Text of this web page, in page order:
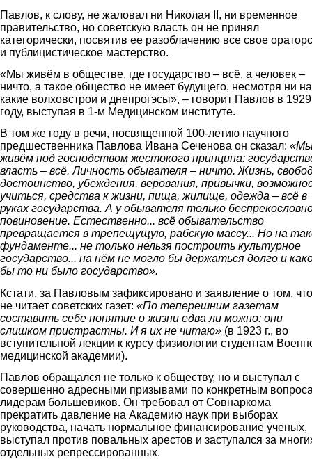
Павлов, к слову, не жаловал ни Николая II, ни временное
правительство, но советскую власть он не принял
категорически, посвятив ее разоблачению все свое
и публицистическое мастерство.
«Мы живём в обществе, где государство – всё, а человек –
ничто, а такое общество не имеет будущего, несмотря ни на
какие волховстрои и днепрогэсы», – говорит Павлов в 1929
году, выступая в 1-м Медицинском институте.
В том же году в речи, посвященной 100-летию научного
предшественника Павлова Ивана Сеченова он сказал:
живём под господством жестокого принципа:
власть – всё. Личность обывателя – ничто. Жизнь,
достоинство, убеждения, верования, привычки,
учиться, средства к жизни, пища, жилище, одежда – всё в
руках государства. А у обывателя только
повиновение. Естественно... всё обывательство
превращается в трепещущую, рабскую массу... Но на
фундаменте... не только нельзя построить культурное
государство... на нём не могло бы держаться долго и
бы то ни было государство».
Кстати, за Павловым зафиксировано и заявление о том,
не читает советских газет: «По теперешним газетам
составить себе понятие о жизни едва ли можно: они
слишком пристрастны. И я их не читаю» (в 1923 г., во
вступительной лекции к курсу физиологии студентам
медицинской академии).
Павлов обращался не только к обществу, но и выступал с
совершенно адресными призывами по конкретным
лидерам большевиков. Он требовал от Совнаркома
прекратить давление на Академию наук при выборах
руководства, начать нормальное финансирование ученых,
выступал против повальных арестов и заступался за
отдельных репрессированных.